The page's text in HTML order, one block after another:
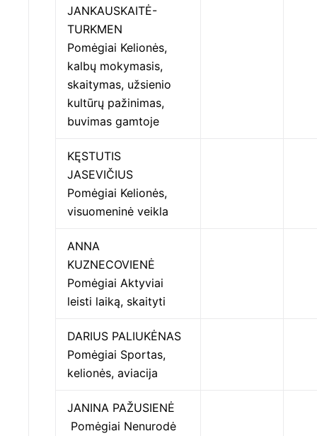
JANKAUSKAITĖ-
TURKMEN
Pomėgiai Kelionės,
kalbų mokymasis,
skaitymas, užsienio
kultūrų pažinimas,
buvimas gamtoje
KĘSTUTIS
JASEVIČIUS
Pomėgiai Kelionės,
visuomeninė veikla
ANNA
KUZNECOVIENĖ
Pomėgiai Aktyviai
leisti laiką, skaityti
DARIUS PALIUKĖNAS
Pomėgiai Sportas,
kelionės, aviacija
JANINA PAŽUSIENĖ
Pomėgiai Nenurodė